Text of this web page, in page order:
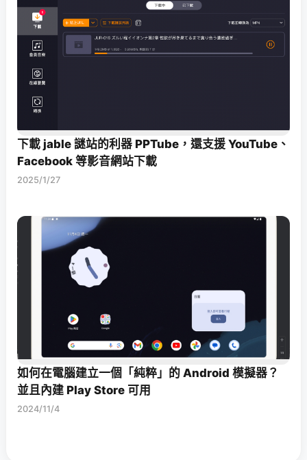
下載 jable 謎站的利器 PPTube，還支援 YouTube、
Facebook 等影音網站下載
2025/1/27
如何在電腦建立一個「純粹」的 Android 模擬器？
並且內建 Play Store 可用
2024/11/4